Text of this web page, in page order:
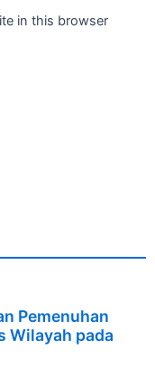
in this browser
Pemenuhan
Wilayah pada